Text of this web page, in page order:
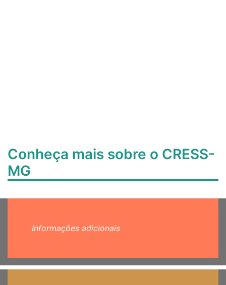
Conheça mais sobre o CRESS-
MG
Informações adicionais